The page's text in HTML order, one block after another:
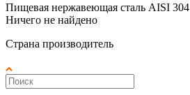
Пищевая нержавеющая сталь AISI 304
Ничего не найдено
Страна производитель